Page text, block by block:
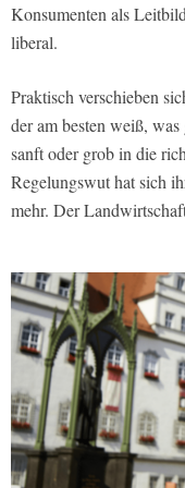
Konsumenten als
liberal.
Praktisch verschieben
der am besten weiß,
sanft oder grob in die
Regelungswut hat sich
mehr. Der